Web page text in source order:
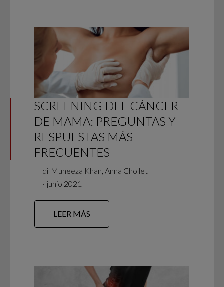
SCREENING DEL CÁNCER
DE MAMA: PREGUNTAS Y
RESPUESTAS MÁS
FRECUENTES
di Muneeza Khan, Anna Chollet
∙ junio 2021
LEER MÁS